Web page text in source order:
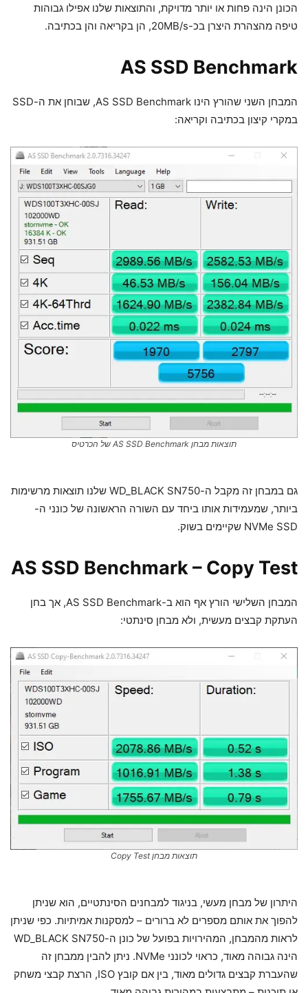
הכונן הינה פחות או יותר מדויקת, והתוצאות שלנו אפילו גבוהות
טיפה מהצהרת היצרן בכ-20MB/s, הן בקריאה והן בכתיבה.
AS SSD Benchmark
המבחן השני שהורץ הינו AS SSD Benchmark, שבוחן את ה-SSD
במקרי קיצון בכתיבה וקריאה:
תוצאות מבחן AS SSD Benchmark של הכרטיס
גם במבחן זה מקבל ה-WD_BLACK SN750 שלנו תוצאות מרשימות
ביותר, שמעמידות אותו ביחד עם השורה הראשונה של כונני ה-
NVMe SSD שקיימים בשוק.
AS SSD Benchmark – Copy Test
המבחן השלישי הורץ אף הוא ב-AS SSD Benchmark, אך בחן
העתקת קבצים מעשית, ולא מבחן סינתטי:
תוצאות מבחן Copy Test
היתרון של מבחן מעשי, בניגוד למבחנים הסינתטיים, הוא שניתן
להפוך את אותם מספרים לא ברורים – למסקנות אמיתיות. כפי שניתן
לראות מהמבחן, המהירויות בפועל של כונן ה-WD_BLACK SN750
הינה גבוהה מאוד, כראוי לכונני NVMe. ניתן להבין ממבחן זה
שהעברת קבצים גדולים מאוד, בין אם קובץ ISO, הרצת קבצי משחק